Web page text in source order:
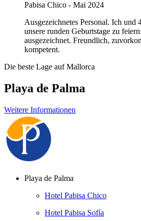
Pabisa Chico - Mai 2024
Ausgezeichnetes Personal. Ich und
unsere runden Geburtstage zu
ausgezeichnet. Freundlich,
kompetent.
Die beste Lage auf Mallorca
Playa de Palma
Weitere Informationen
Playa de Palma
Hotel Pabisa Chico
Hotel Pabisa Sofía